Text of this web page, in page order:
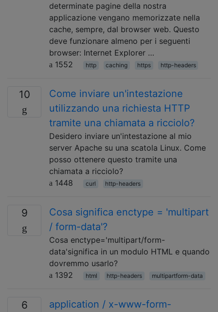
determinate pagine della nostra
applicazione vengano memorizzate nella
cache, sempre, dal browser web. Questo
deve funzionare almeno per i seguenti
browser: Internet Explorer …
1552
http caching https http-headers
10
Come inviare un'intestazione
utilizzando una richiesta HTTP
tramite una chiamata a ricciolo?
Desidero inviare un'intestazione al mio
server Apache su una scatola Linux. Come
posso ottenere questo tramite una
chiamata a ricciolo?
1448
curl http-headers
9
Cosa significa enctype = 'multipart
/ form-data'?
Cosa enctype='multipart/form-
data'significa in un modulo HTML e quando
dovremmo usarlo?
1392
html http-headers multipartform-data
6
application / x-www-form-